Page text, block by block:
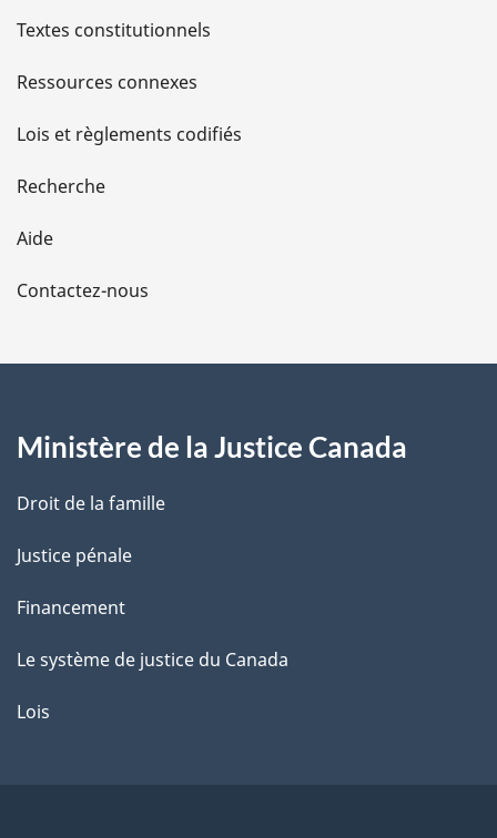
l
s
d
e
l
a
e
Textes constitutionnels
Ressources connexes
Lois et règlements codifiés
Recherche
Aide
Contactez-nous
Ministère de la Justice Canada
Droit de la famille
Justice pénale
Financement
Le système de justice du Canada
Lois